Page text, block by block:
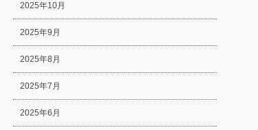
2025年10月
2025年9月
2025年8月
2025年7月
2025年6月